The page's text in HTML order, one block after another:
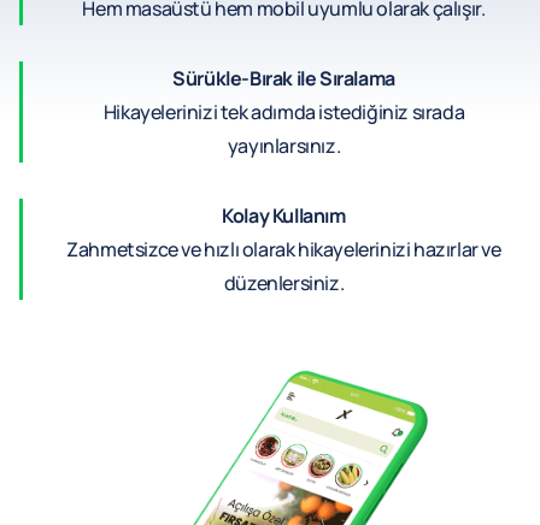
Hem masaüstü hem mobil uyumlu olarak çalışır.
Sürükle-Bırak ile Sıralama
Hikayelerinizi tek adımda istediğiniz sırada
yayınlarsınız.
Kolay Kullanım
Zahmetsizce ve hızlı olarak hikayelerinizi hazırlar ve
düzenlersiniz.